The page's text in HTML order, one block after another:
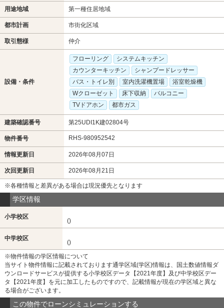
用途地域 第一種住居地域
都市計画 市街化区域
取引態様 仲介
設備・条件
フローリング
システムキッチン
カウンターキッチン
シャンプードレッサー
バス・トイレ別
室内洗濯機置場
浴室乾燥機
Wクローゼット
床下収納
バルコニー
TVドアホン
都市ガス
建築確認番号 第25UDI1K建02804号
物件番号 RHS-980952542
情報更新日 2026年08月07日
次回更新日 2026年08月21日
※各種情報と差異がある場合は現況優先となります
学区情報
小学校区
()
中学校区
()
※物件情報の学区情報について
当サイト物件情報に記載されております通学区域(学区)情報は、国土数値情報ダ
ウンロードサービスが提供する小学校区データ【2021年度】及び中学校区デー
タ【2021年度】を元に加工したものですので、記載情報が現在の学区域と異な
る場合がございます。
この物件でローンシミュレーションする